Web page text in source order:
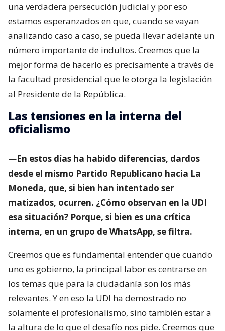
una verdadera persecución judicial y por eso
estamos esperanzados en que, cuando se vayan
analizando caso a caso, se pueda llevar adelante un
número importante de indultos. Creemos que la
mejor forma de hacerlo es precisamente a través de
la facultad presidencial que le otorga la legislación
al Presidente de la República.
Las tensiones en la interna del
oficialismo
—En estos días ha habido diferencias, dardos
desde el mismo Partido Republicano hacia La
Moneda, que, si bien han intentado ser
matizados, ocurren. ¿Cómo observan en la UDI
esa situación? Porque, si bien es una crítica
interna, en un grupo de WhatsApp, se filtra.
Creemos que es fundamental entender que cuando
uno es gobierno, la principal labor es centrarse en
los temas que para la ciudadanía son los más
relevantes. Y en eso la UDI ha demostrado no
solamente el profesionalismo, sino también estar a
la altura de lo que el desafío nos pide. Creemos que